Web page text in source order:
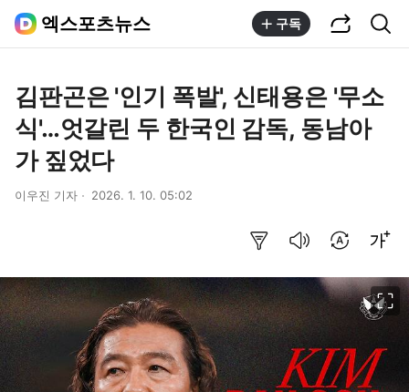
엑스포츠뉴스 구독
김판곤은 '인기 폭발', 신태용은 '무소
식'…엇갈린 두 한국인 감독, 동남아
가 짚었다
이우진 기자 2026. 1. 10. 05:02